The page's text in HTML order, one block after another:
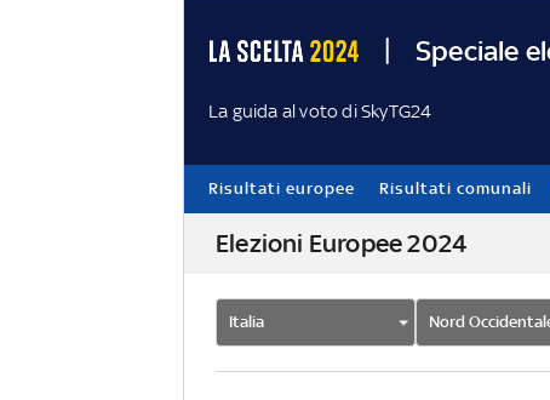
Speciale
La guida al voto di SkyTG24
Risultati europee Risultati comunali
Elezioni Europee 2024
Italia Nord